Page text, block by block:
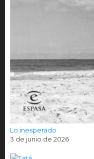
Lo inesperado
3 de junio de 2026